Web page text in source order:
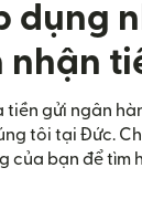
dụng
nhận
tiền gửi ngân
tôi tại Đức.
của bạn để tìm